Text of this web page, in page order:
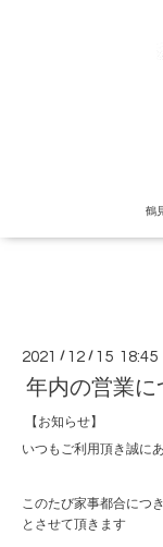
鶴
2021 / 12 / 15 18:45
年内の営業に
【お知らせ】
いつもご利用頂き誠に
このたび家事都合につ
とさせて頂きます